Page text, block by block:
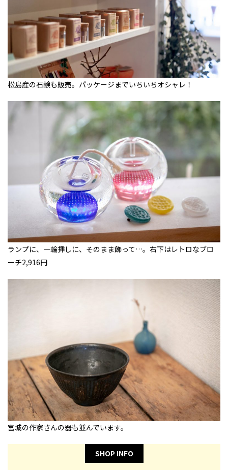
松島産の石鹸も販売。パッケージまでいちいちオシャレ！
ランプに、一輪挿しに、そのまま飾って…。右下はレトロなブロ
ーチ2,916円
宮城の作家さんの器も並んでいます。
SHOP INFO